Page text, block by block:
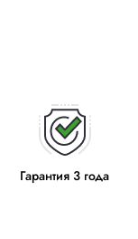
Гарантия 3 года